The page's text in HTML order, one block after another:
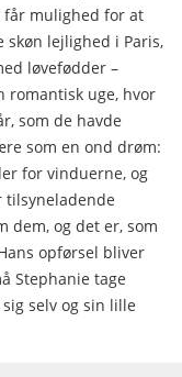
får mulighed for at
lejlighed i Paris,
løvefødder –
romantisk uge, hvor
som de havde
som en ond drøm:
for vinduerne, og
tilsyneladende
dem, og det er, som
opførsel bliver
Stephanie tage
selv og sin lille